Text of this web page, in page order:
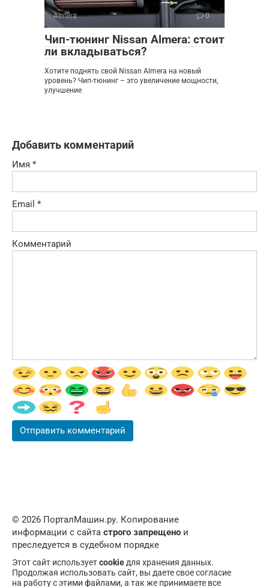
Almera 0
Чип-тюнинг Nissan Almera: стоит
ли вкладываться?
Хотите поднять свой Nissan Almera на новый
уровень? Чип-тюнинг – это увеличение мощности,
улучшение
Добавить комментарий
Имя *
Email *
Комментарий
© 2026 ПорталМашин.ру. Копирование
информации с сайта строго запрещено и
преследуется в судебном порядке
Этот сайт используетcookie для хранения данных.
Продолжая использовать сайт, вы даете свое согласие
на работу с этими файлами, а так же принимаете все